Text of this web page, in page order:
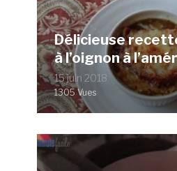
Délicieuse
à l’oignon à
15 juin 2018
1305 Vues